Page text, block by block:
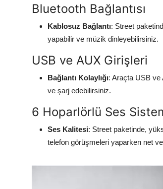
Bluetooth Bağlantısı
Kablosuz Bağlantı: Street
yapabilir ve müzik dinleyebilirsiniz.
USB ve AUX Girişleri
Bağlantı Kolaylığı: Araçta USB ve
ve şarj edebilirsiniz.
6 Hoparlörlü Ses
Ses Kalitesi: Street paketinde,
telefon görüşmeleri yaparken net